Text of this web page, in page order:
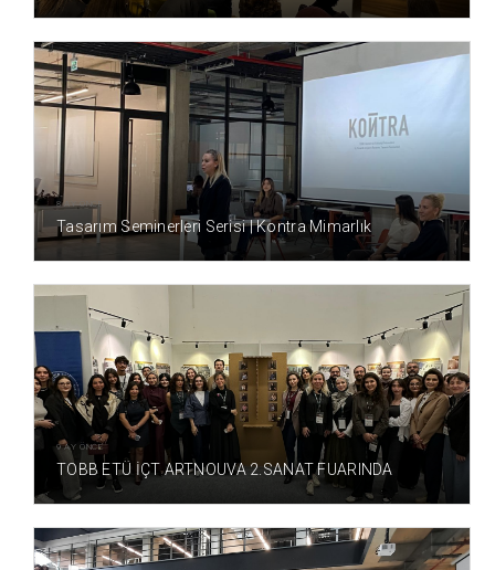
8 AY ÖNCE
Tasarım Seminerleri Serisi | Kontra Mimarlık
9 AY ÖNCE
TOBB ETÜ İÇT ARTNOUVA 2.SANAT FUARINDA